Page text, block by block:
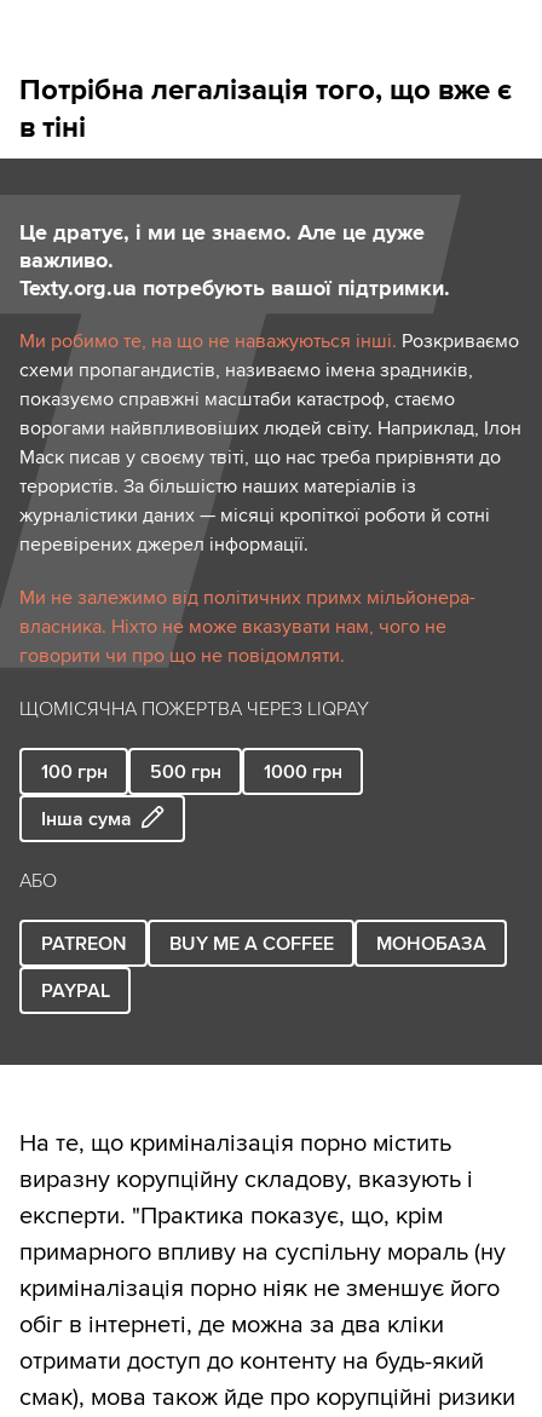
Потрібна легалізація того, що вже є
в тіні
Це дратує, і ми це знаємо. Але це дуже
важливо.
Texty.org.ua потребують вашої підтримки.
Ми робимо те, на що не наважуються інші. Розкриваємо
схеми пропагандистів, називаємо імена зрадників,
показуємо справжні масштаби катастроф, стаємо
ворогами найвпливовіших людей світу. Наприклад, Ілон
Маск писав у своєму твіті, що нас треба прирівняти до
терористів. За більшістю наших матеріалів із
журналістики даних — місяці кропіткої роботи й сотні
перевірених джерел інформації.
Ми не залежимо від політичних примх мільйонера-
власника. Ніхто не може вказувати нам, чого не
говорити чи про що не повідомляти.
ЩОМІСЯЧНА ПОЖЕРТВА ЧЕРЕЗ LIQPAY
100 грн 500 грн 1000 грн
Інша сума
АБО
PATREON BUY ME A COFFEE
МОНОБАЗА
PAYPAL
На те, що криміналізація порно містить
виразну корупційну складову, вказують і
експерти. "Практика показує, що, крім
примарного впливу на суспільну мораль (ну
криміналізація порно ніяк не зменшує його
обіг в інтернеті, де можна за два кліки
отримати доступ до контенту на будь-який
смак), мова також йде про корупційні ризики